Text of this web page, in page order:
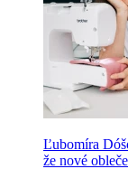
Ľubomíra
že nové